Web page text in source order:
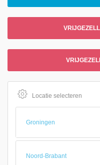
Locatie selecteren
Groningen
Noord-Brabant